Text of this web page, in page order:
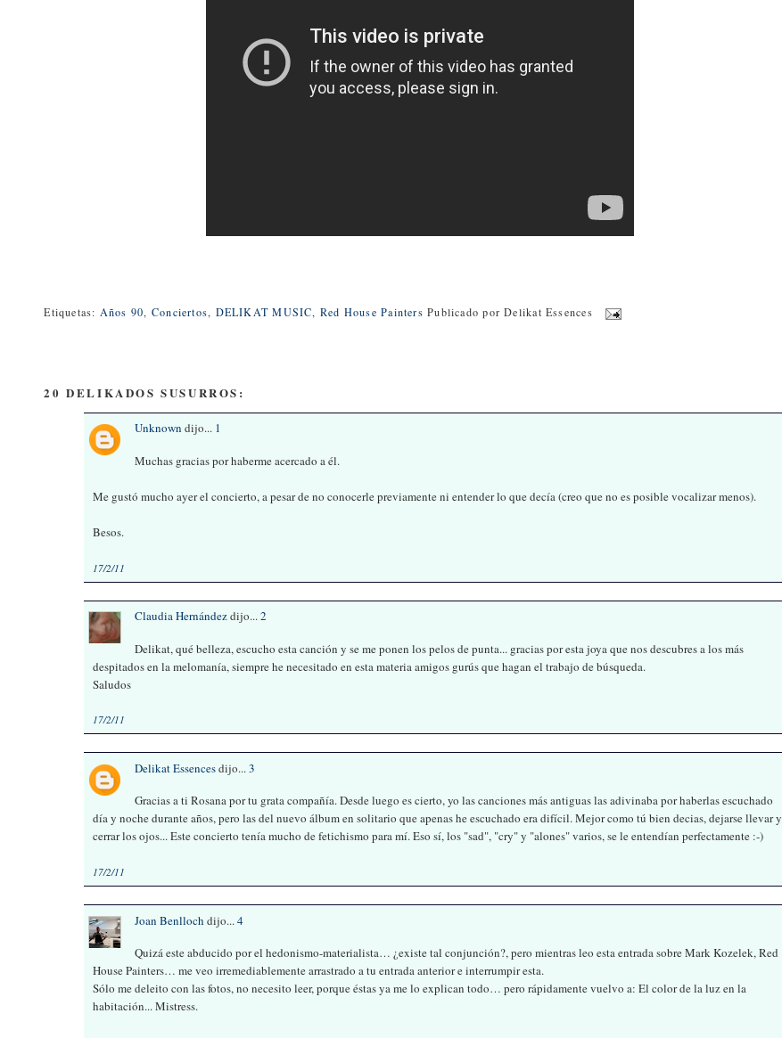
Etiquetas: Años 90, Conciertos, DELIKAT MUSIC, Red House Painters Publicado porDelikat Essences
20 DELIKADOS SUSURROS:
Unknown dijo... 1
Muchas gracias por haberme acercado a él.
Me gustó mucho ayer el concierto, a pesar de no conocerle previamente ni entender lo que decía (creo que no es posible vocalizar menos).
Besos.
17/2/11
Claudia Hernándezdijo...2
Delikat, qué belleza, escucho esta canción y se me ponen los pelos de punta... gracias por esta joya que nos descubres a los más
despitados en la melomanía, siempre he necesitado en esta materia amigos gurús que hagan el trabajo de búsqueda.
Saludos
17/2/11
Delikat Essencesdijo...3
Gracias a ti Rosana por tu grata compañía. Desde luego es cierto, yo las canciones más antiguas las adivinaba por haberlas escuchado
día y noche durante años, pero las del nuevo álbum en solitario que apenas he escuchado era difícil. Mejor como tú bien decias, dejarse llevar y
cerrar los ojos... Este concierto tenía mucho de fetichismo para mí. Eso sí, los "sad", "cry" y "alones" varios, se le entendían perfectamente :-)
17/2/11
Joan Benlloch dijo...4
Quizá este abducido por el hedonismo-materialista… ¿existe tal conjunción?, pero mientras leo esta entrada sobre Mark Kozelek, Red
House Painters… me veo irremediablemente arrastrado a tu entrada anterior e interrumpir esta.
Sólo me deleito con las fotos, no necesito leer, porque éstas ya me lo explican todo… pero rápidamente vuelvo a: El color de la luz en la
habitación... Mistress.